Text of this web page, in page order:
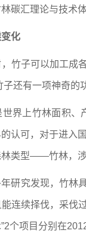
碳汇理论与技术
化
竹子可以加工成
子还有一项神奇
界上竹林面积
认可，对于进入
类型——竹林，涉
研究发现，竹林
连续择伐，采伐
个项目分别在